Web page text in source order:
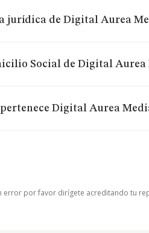
jurídica de Digital Aurea
Social de Digital Aurea
Digital Aurea
error por favor dirígete acreditando tu